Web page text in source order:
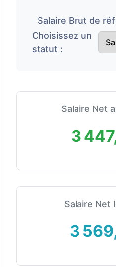
Salaire Brut de
Choisissez un
statut :
Salaire Net
3
Salaire Net
3